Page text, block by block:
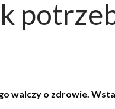
walczy o zdrowie.